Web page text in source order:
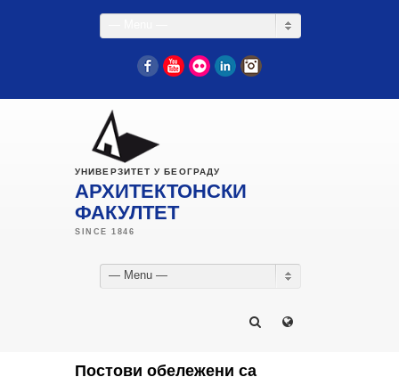
FacebookYouTube
Flickr LinkedIn
УНИВЕРЗИТЕТ У БЕОГРАДУ
АРХИТЕКТОНСКИ
ФАКУЛТЕТ
— Menu —
Постови обележени са